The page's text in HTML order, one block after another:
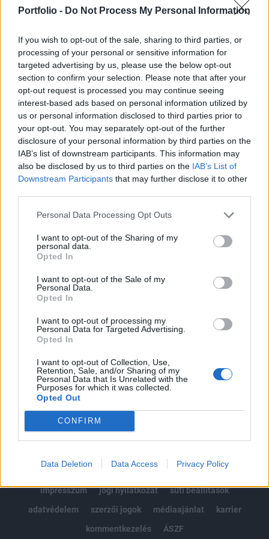
Portfolio - Do Not Process My Personal Information
If you wish to opt-out of the sale, sharing to third parties, or
processing of your personal or sensitive information for
targeted advertising by us, please use the below opt-out
section to confirm your selection. Please note that after your
opt-out request is processed you may continue seeing
interest-based ads based on personal information utilized by
us or personal information disclosed to third parties prior to
your opt-out. You may separately opt-out of the further
disclosure of your personal information by third parties on the
IAB’s list of downstream participants. This information may
also be disclosed by us to third parties on the IAB’s List of
Downstream Participants that may further disclose it to other
Personal Data Processing Opt Outs
I want to opt-out of the Sharing of my
personal data.
Opted In
I want to opt-out of the Sale of my
Personal Data.
Opted In
I want to opt-out of processing my
Personal Data for Targeted Advertising.
Opted In
I want to opt-out of Collection, Use,
Retention, Sale, and/or Sharing of my
Personal Data that Is Unrelated with the
Purposes for which it was collected.
Opted Out
CONFIRM
Data Deletion Data Access Privacy Policy
árak 14.8%-kal, míg az exportértékesítési árak
Ezzel a termelôi áraknál továbbra sem állt vissza a
csökkenô árnövekedési ütem.Júniusban az éves
áremelkedés a termelôi árindex esetében 11.6%-os volt, az
exportértékesítésben 9.6%, a belsöldi értékesítésben pedig
13.5%. Az exportértékesítés árnövekedése az elmúlt két
hónapban lassulást mutatott, azonban a belföldi
értékesítésben továbbra is igen magas...
KEDVES OLVASÓNK!
tartozik, melynek olvasása előfizetéses
regisztrációhoz kötött.
Az előfizetés a következőket tartalmazza:
Kötéslisták: BÉT elmúlt 2 év napon belüli
kötéslistái
Előfizetés
MÁR ELŐFIZETŐNK VAGY?BEJELENTKEZÉS
impresszum
jogi nyilatkozat
süti beállítások
adatvédelem
szerzői jogok médiaajánlat
karrier
kommentkezelés
ÁSZF